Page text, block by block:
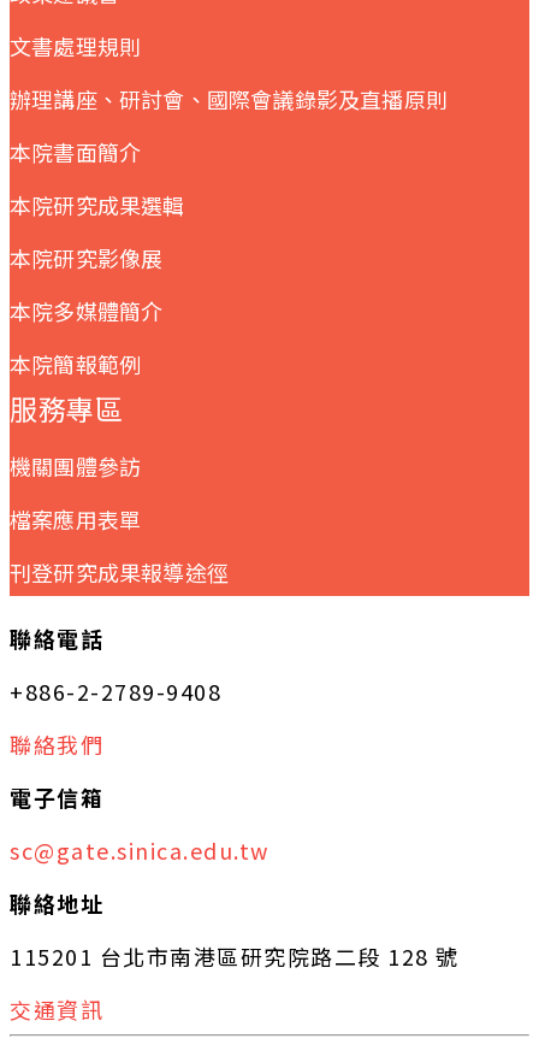
文書處理規則
辦理講座、研討會、國際會議錄影及直播原則
本院書面簡介
本院研究成果選輯
本院研究影像展
本院多媒體簡介
本院簡報範例
服務專區
機關團體參訪
檔案應用表單
刊登研究成果報導途徑
聯絡電話
+886-2-2789-9408
聯絡我們
電子信箱
sc@gate.sinica.edu.tw
聯絡地址
115201 台北市南港區研究院路二段 128 號
交通資訊